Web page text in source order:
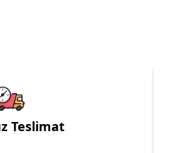
Teslimat